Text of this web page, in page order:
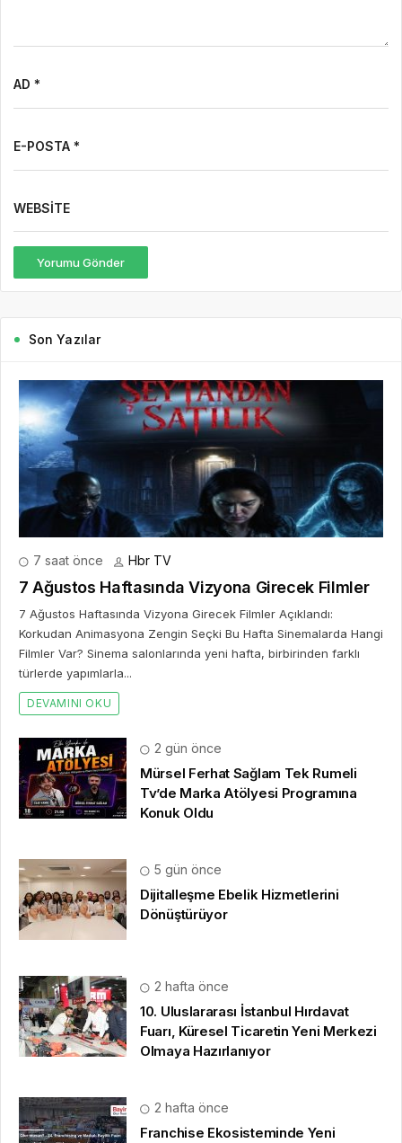
AD *
E-POSTA *
WEBSITE
Yorumu Gönder
Son Yazılar
7 saat önce Hbr TV
7 Ağustos Haftasında Vizyona Girecek Filmler
7 Ağustos Haftasında Vizyona Girecek Filmler Açıklandı:
Korkudan Animasyona Zengin Seçki Bu Hafta Sinemalarda Hangi
Filmler Var? Sinema salonlarında yeni hafta, birbirinden farklı
türlerde yapımlarla...
DEVAMINI OKU
2 gün önce
Mürsel Ferhat Sağlam Tek Rumeli
Tv’de Marka Atölyesi Programına
Konuk Oldu
5 gün önce
Dijitalleşme Ebelik Hizmetlerini
Dönüştürüyor
2 hafta önce
10. Uluslararası İstanbul Hırdavat
Fuarı, Küresel Ticaretin Yeni Merkezi
Olmaya Hazırlanıyor
2 hafta önce
Franchise Ekosisteminde Yeni